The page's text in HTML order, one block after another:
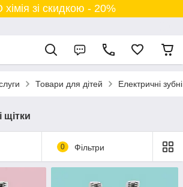
зі скидкою - 20%
Товари для дітей Електричні
щітки
0 Фільтри